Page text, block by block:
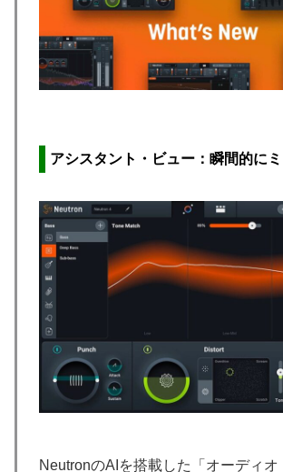
アシスタント・ビュー：瞬間的に
NeutronのAIを搭載した「オーディオ